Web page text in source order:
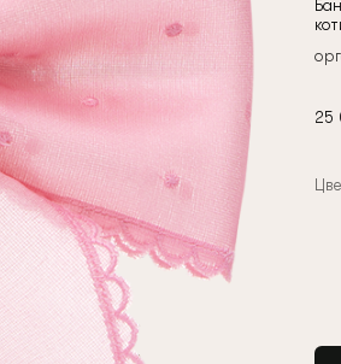
условиями
политики конфиденциальности
25